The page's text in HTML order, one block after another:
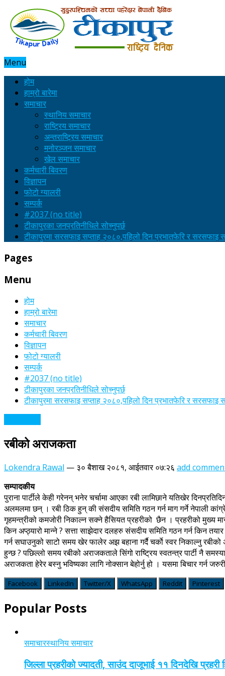
Menu
होम
हाम्रो बारेमा
समाचार
स्थानिय समाचार
राष्ट्रिय समाचार
अन्तराष्ट्रिय समाचार
मनोरञ्जन समाचार
खेल समाचार
कर्मचारी बिवरण
विज्ञापन
फोटो ग्यालरी
सम्पर्क
#2037 (no title)
टीकापुरका जनप्रतिनीधिले सोच्नुपर्छ
टीकापुरमा सरसफाइ सप्ताह २०८०,पहिलो दिन प्रभातफेरि र सरसफाइ
Pages
Menu
होम
हाम्रो बारेमा
समाचार
कर्मचारी बिवरण
विज्ञापन
फोटो ग्यालरी
सम्पर्क
#2037 (no title)
टीकापुरका जनप्रतिनीधिले सोच्नुपर्छ
टीकापुरमा सरसफाइ सप्ताह २०८०,पहिलो दिन प्रभातफेरि र सरसफाइ
रबीको अराजकता
Lokendra Rawal — ३० बैशाख २०८१, आईतवार ०७:२६ add
सम्पादकीय
पुराना पार्टीले केही गरेनन् भनेर चर्चामा आएका रबी लामिछाने यतिखेर
अलमलमा छन् । रबी ठिक हुन् की संसदीय समिति गठन गर्न माग गर्ने नेपाली
गृहमन्त्रीको कमजोरी निकाल्न सक्ने हैसियत प्रहरीको छैन । प्रहरीको मुख्य
किन अप्ठ्यारो मान्ने ? सत्ता साझेदार दलहरु संसदीय समिति गठन गर्न किन
गर्न सघाउनुको साटो समय खेर फालेर अझ बहाना गर्दै चर्काे स्वर निकाल्नु
हुन्छ ? पछिल्लो समय रबीको अराजकताले सिंगो राष्ट्रिय स्वतन्त्र पार्टी नै
अराजकता हेरेर बस्नु भविष्यका लागि नोक्सान बेहोर्नु हो । यसमा बिचार गर्न
Facebook LinkedIn Twitter/X WhatsApp Reddit Pinterest
Popular Posts
समाचारस्थानिय समाचार
जिल्ला प्रहरीको ज्यादती, साउंद दाजूभाई ११ दिनदेखि प्रहरी